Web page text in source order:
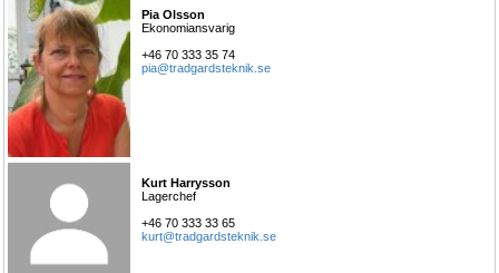
Pia Olsson
Ekonomiansvarig
+46 70 333 35 74
pia@tradgardsteknik.se
Kurt Harrysson
Lagerchef
+46 70 333 33 65
kurt@tradgardsteknik.se